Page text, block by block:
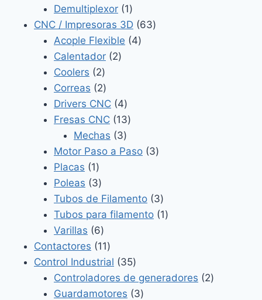
producto
Demultiplexor 11
producto
CNC / Impresoras 3D 6363
Acople Flexible 44
Calentador 22
Coolers 22
productos
Correas 22
productos
Drivers CNC 44
productos
Fresas CNC 1313
Mechas 33
productos
Motor Paso a Paso 33
Placas 11
producto
Poleas 33
productos
Tubos de Filamento 33
productos
Tubos para filamento 11
Varillas 66
productos
Contactores 1111
productos
Control Industrial 3535
productos
Controladores de generadores 22
Guardamotores 33